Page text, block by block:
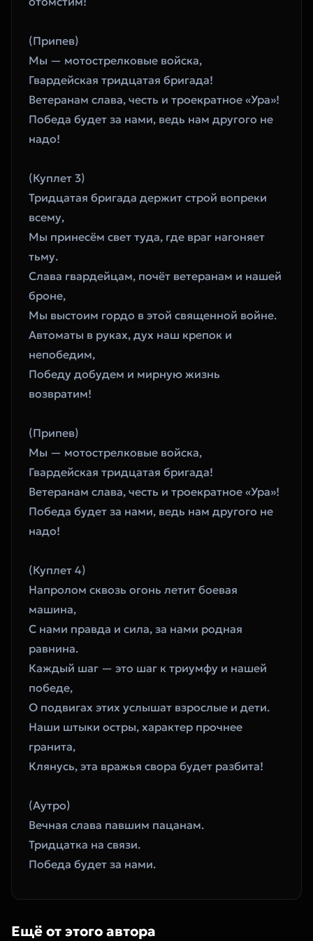
(Припев)
Мы — мотострелковые войска,
Гвардейская тридцатая бригада!
Ветеранам слава, честь и троекратное «Ура»!
Победа будет за нами, ведь нам другого не
надо!
(Куплет 3)
Тридцатая бригада держит строй вопреки
всему,
Мы принесём свет туда, где враг нагоняет
тьму.
Слава гвардейцам, почёт ветеранам и нашей
броне,
Мы выстоим гордо в этой священной войне.
Автоматы в руках, дух наш крепок и
непобедим,
Победу добудем и мирную жизнь
возвратим!
(Припев)
Мы — мотострелковые войска,
Гвардейская тридцатая бригада!
Ветеранам слава, честь и троекратное «Ура»!
Победа будет за нами, ведь нам другого не
надо!
(Куплет 4)
Напролом сквозь огонь летит боевая
машина,
С нами правда и сила, за нами родная
равнина.
Каждый шаг — это шаг к триумфу и нашей
победе,
О подвигах этих услышат взрослые и дети.
Наши штыки остры, характер прочнее
гранита,
Клянусь, эта вражья свора будет разбита!
(Аутро)
Вечная слава павшим пацанам.
Тридцатка на связи.
Победа будет за нами.
Ещё от этого автора